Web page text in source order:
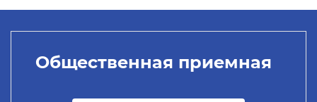
Общественная приемная